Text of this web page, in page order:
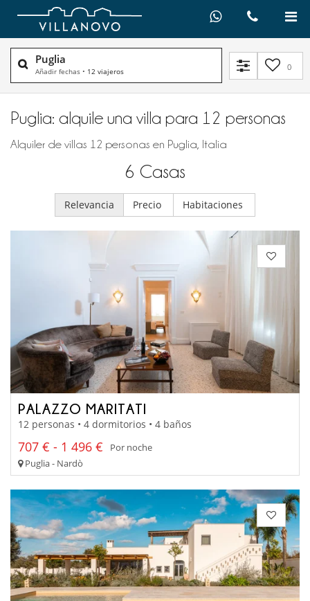
Puglia
Añadir fechas • 12 viajeros 0
Puglia: alquile una villa para 12 personas
Alquiler de villas 12 personas en Puglia, Italia
6 Casas
Relevancia Precio Habitaciones
PALAZZO MARITATI
12 personas • 4 dormitorios • 4 baños
707 € - 1 496 €
Por noche
Puglia - Nardò